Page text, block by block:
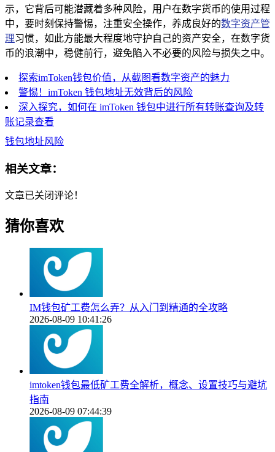
示，它背后可能潜藏着多种风险，用户在数字货币的使用过程
中，要时刻保持警惕，注重安全操作，养成良好的数字资产管
理习惯，如此方能最大程度地守护自己的资产安全，在数字货
币的浪潮中，稳健前行，避免陷入不必要的风险与损失之中。
探索imToken钱包价值，从截图看数字资产的魅力
警惕！imToken 钱包地址无效背后的风险
深入探究，如何在 imToken 钱包中进行所有转账查询及转
账记录查看
钱包地址风险
相关文章：
文章已关闭评论！
猜你喜欢
IM钱包矿工费怎么弄？从入门到精通的全攻略
2026-08-09 10:41:26
imtoken钱包最低矿工费全解析，概念、设置技巧与避坑
指南
2026-08-09 07:44:39